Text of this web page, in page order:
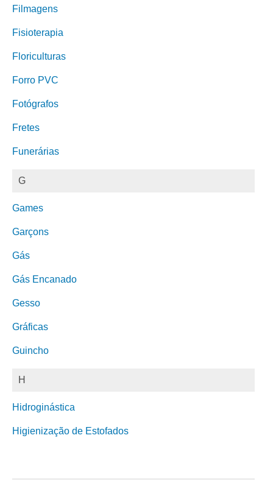
Filmagens
Fisioterapia
Floriculturas
Forro PVC
Fotógrafos
Fretes
Funerárias
G
Games
Garçons
Gás
Gás Encanado
Gesso
Gráficas
Guincho
H
Hidroginástica
Higienização de Estofados